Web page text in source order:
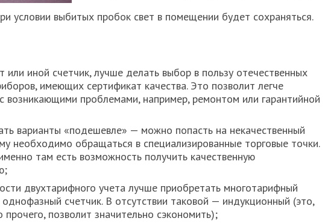
условии выбитых пробок свет в помещении будет сохраняться.
или иной счетчик, лучше делать выбор в пользу отечественных
имеющих сертификат качества. Это позволит легче
возникающими проблемами, например, ремонтом или гарантийной
варианты «подешевле» — можно попасть на некачественный
необходимо обращаться в специализированные торговые точки.
там есть возможность получить качественную
двухтарифного учета лучше приобретать многотарифный
счетчик. В отсутствии таковой — индукционный (это,
прочего, позволит значительно сэкономить);